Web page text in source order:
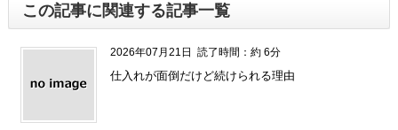
この記事に関連する記事一覧
2026年07月21日 読了時間：約 6分
仕入れが面倒だけど続けられる理由